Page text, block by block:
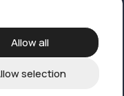
Allow all
Allow selection